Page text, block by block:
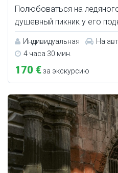
Полюбоваться на
душевный пикник у его
Индивидуальная
На
4 часа 30 мин.
170 €за экскурсию